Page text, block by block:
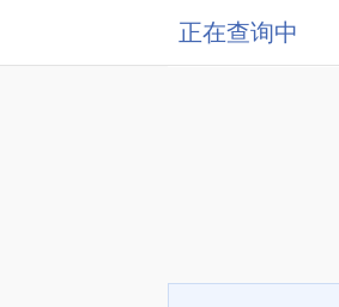
正在查询中